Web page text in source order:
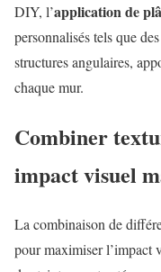
DIY, l’application de
personnalisés tels que
structures angulaires,
chaque mur.
Combiner
impact visuel
La combinaison de
pour maximiser l’impact